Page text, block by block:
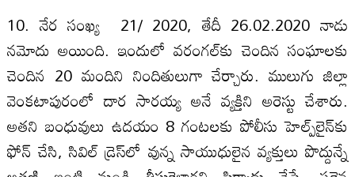
10. నేర సంఖ్య 21/ 2020, తేదీ 26.02.2020 నాడు
నమోదు అయింది. ఇందులో వరంగల్‌కు చెందిన సంఘాలకు
చెందిన 20 మందిని నిందితులుగా చేర్చారు. ములుగు జిల్లా
వెంకటాపురంలో దార సారయ్య అనే వ్యక్తిని అరెస్టు చేశారు.
అతని బంధువులు ఉదయం 8 గంటలకు పోలీసు హెల్ప్‌‌లైన్‌కు
ఫోన్ చేసి, సివిల్ డ్రెస్‌లో వున్న సాయుధులైన వ్యక్తులు పొద్దున్నే